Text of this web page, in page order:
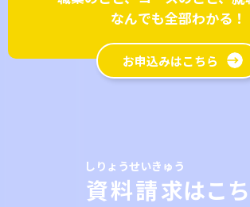
なんでも全部わかる！
お申込みはこちら
資料請求
しりょうせいきゅう
はこ